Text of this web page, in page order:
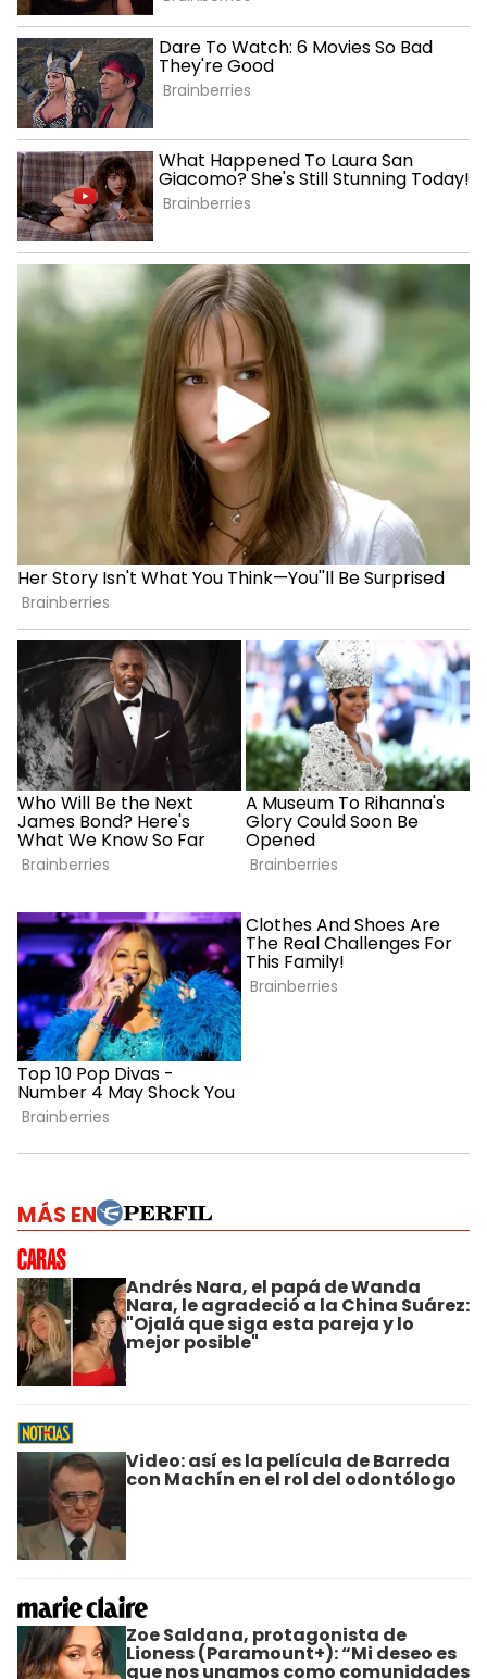
MÁS EN
Andrés Nara, el papá de Wanda
Nara, le agradeció a la China Suárez:
"Ojalá que siga esta pareja y lo
mejor posible"
Video: así es la película de Barreda
con Machín en el rol del odontólogo
Zoe Saldana, protagonista de
Lioness (Paramount+): “Mi deseo es
que nos unamos como comunidades